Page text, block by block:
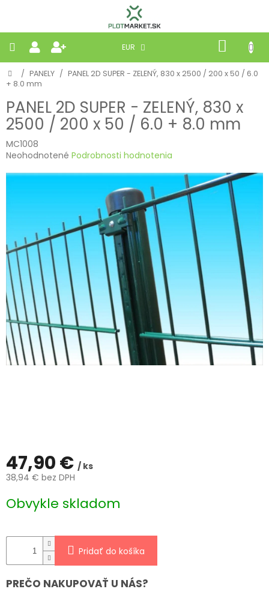
EUR
KOŠÍK
PLETIVÁ
PANELY
BRÁNY
MOBILNÉ
BETÓNOVÉ
STRIEŠKY
ČLÁNKY
Kalkulácia
zdarma
Kontakty
Mena
(EUR)
Domov
/ PANELY / PANEL 2D SUPER - ZELENÝ, 830 x 2500 / 200 x 50 / 6.0
+ 8.0 mm
PANEL 2D SUPER - ZELENÝ, 830 x
2500 / 200 x 50 / 6.0 + 8.0 mm
MC1008
Priemerné
produktu
hviezdičiek.
Neohodnotené Podrobnosti hodnotenia
47,90 € / ks
38,94 € bez DPH
cena:
Obvykle skladom
Pridať do košíka
PREČO NAKUPOVAŤ U NÁS?